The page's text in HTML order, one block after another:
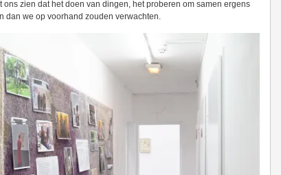
zien dat het doen van dingen, het proberen om samen ergens
dan we op voorhand zouden verwachten.